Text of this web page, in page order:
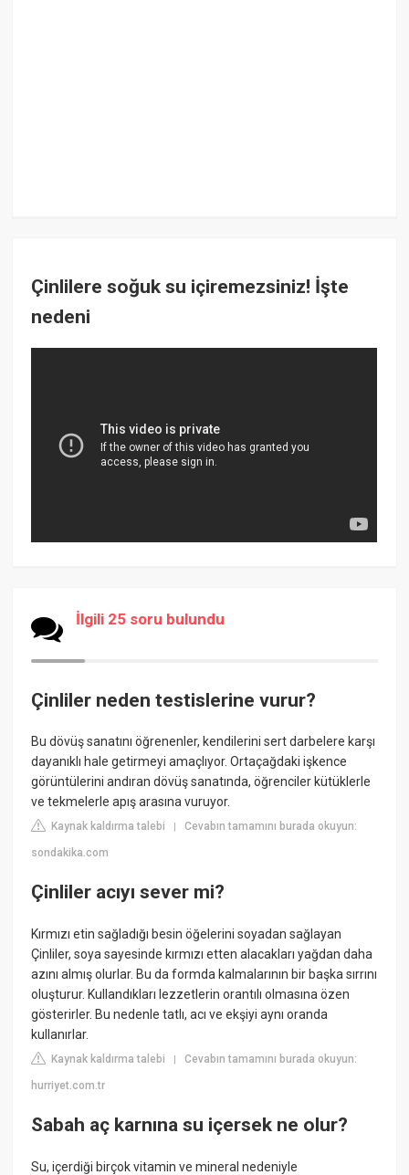
Çinlilere soğuk su içiremezsiniz! İşte
nedeni
İlgili 25 soru bulundu
Çinliler neden testislerine vurur?
Bu dövüş sanatını öğrenenler, kendilerini sert darbelere karşı
dayanıklı hale getirmeyi amaçlıyor. Ortaçağdaki işkence
görüntülerini andıran dövüş sanatında, öğrenciler kütüklerle
ve tekmelerle apış arasına vuruyor.
Kaynak kaldırma talebi |Cevabın tamamını burada okuyun:
sondakika.com
Çinliler acıyı sever mi?
Kırmızı etin sağladığı besin öğelerini soyadan sağlayan
Çinliler, soya sayesinde kırmızı etten alacakları yağdan daha
azını almış olurlar. Bu da formda kalmalarının bir başka sırrını
oluşturur. Kullandıkları lezzetlerin orantılı olmasına özen
gösterirler. Bu nedenle tatlı, acı ve ekşiyi aynı oranda
kullanırlar.
Kaynak kaldırma talebi |Cevabın tamamını burada okuyun:
hurriyet.com.tr
Sabah aç karnına su içersek ne olur?
Su, içerdiği birçok vitamin ve mineral nedeniyle